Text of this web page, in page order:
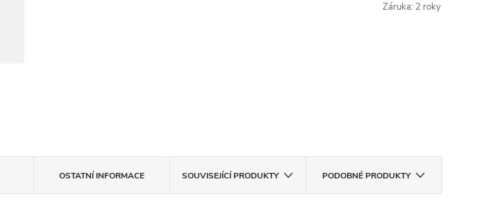
Záruka: 2 roky
OSTATNÍ INFORMACE SOUVISEJÍCÍ PRODUKTY PODOBNÉ PRODUKTY